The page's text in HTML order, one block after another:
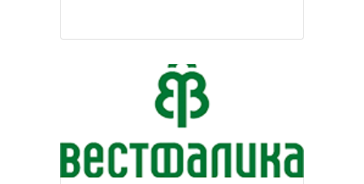
мебель присутствует уже десять
долгосрочные отношения с
большим количеством